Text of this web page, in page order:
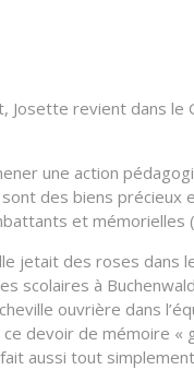
revient dans le
une action
des biens précieux
et mémorielles
jetait des roses
scolaires à
ouvrière dans
devoir de mémoire «
aussi tout